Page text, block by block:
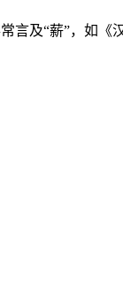
及“薪”，如《